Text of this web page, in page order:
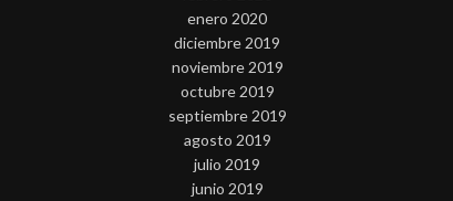
enero 2020
diciembre 2019
noviembre 2019
octubre 2019
septiembre 2019
agosto 2019
julio 2019
junio 2019